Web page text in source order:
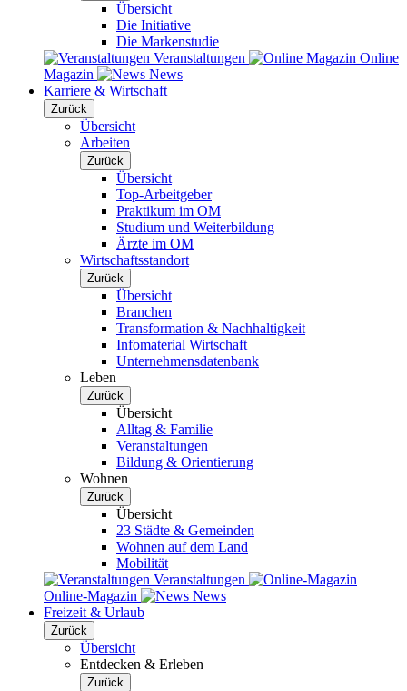
Übersicht
Die Initiative
Die Markenstudie
Veranstaltungen
Online
Magazin
News
Karriere & Wirtschaft
Zurück
Übersicht
Arbeiten
Zurück
Übersicht
Top-Arbeitgeber
Praktikum im OM
Studium und Weiterbildung
Ärzte im OM
Wirtschaftsstandort
Zurück
Übersicht
Branchen
Transformation & Nachhaltigkeit
Infomaterial Wirtschaft
Unternehmensdatenbank
Leben
Zurück
Übersicht
Alltag & Familie
Veranstaltungen
Bildung & Orientierung
Wohnen
Zurück
Übersicht
23 Städte & Gemeinden
Wohnen auf dem Land
Mobilität
Veranstaltungen
Online-Magazin
News
Freizeit & Urlaub
Zurück
Übersicht
Entdecken & Erleben
Zurück